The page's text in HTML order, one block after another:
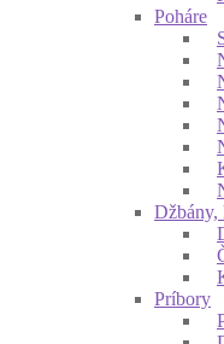
Poháre
Džbány,
Príbory